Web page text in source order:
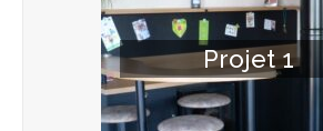
Projet 1